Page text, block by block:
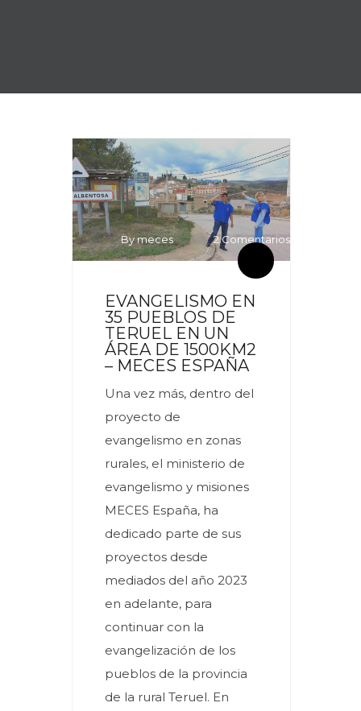
By meces 2 Comentarios
EVANGELISMO EN
35 PUEBLOS DE
TERUEL EN UN
ÁREA DE 1500KM2
– MECES ESPAÑA
Una vez más, dentro del
proyecto de
evangelismo en zonas
rurales, el ministerio de
evangelismo y misiones
MECES España, ha
dedicado parte de sus
proyectos desde
mediados del año 2023
en adelante, para
continuar con la
evangelización de los
pueblos de la provincia
de la rural Teruel. En